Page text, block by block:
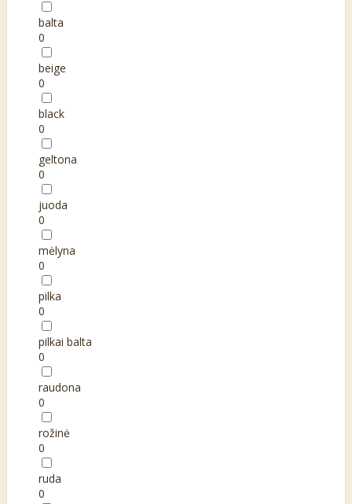
balta
0
beige
0
black
0
geltona
0
juoda
0
mėlyna
0
pilka
0
pilkai balta
0
raudona
0
rožinė
0
ruda
0